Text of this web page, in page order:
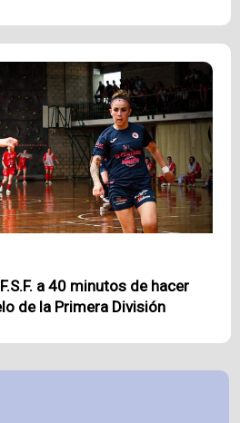
a 40 minutos de hacer
de la Primera División